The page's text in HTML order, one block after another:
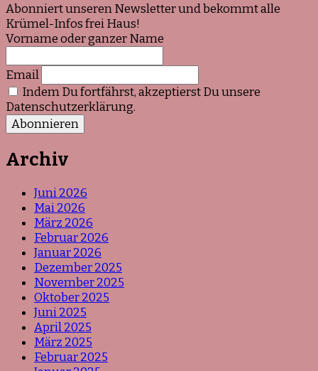
Abonniert unseren Newsletter und bekommt alle
Krümel-Infos frei Haus!
Vorname oder ganzer Name
Email
Indem Du fortfährst, akzeptierst Du unsere
Datenschutzerklärung.
Archiv
Juni 2026
Mai 2026
März 2026
Februar 2026
Januar 2026
Dezember 2025
November 2025
Oktober 2025
Juni 2025
April 2025
März 2025
Februar 2025